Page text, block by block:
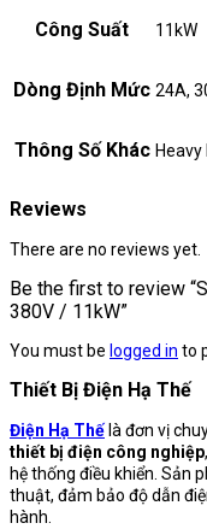
Công Suất 11kW
Dòng Định Mức 24A,
Thông Số Khác
Reviews
There are no reviews yet.
Be the first to review
380V / 11kW”
You must be logged in to
Thiết Bị Điện Hạ Thế
Điện Hạ Thế là đơn vị
thiết bị điện công nghiệp
hệ thống điều khiển. Sản
thuật, đảm bảo độ dẫn
hành.